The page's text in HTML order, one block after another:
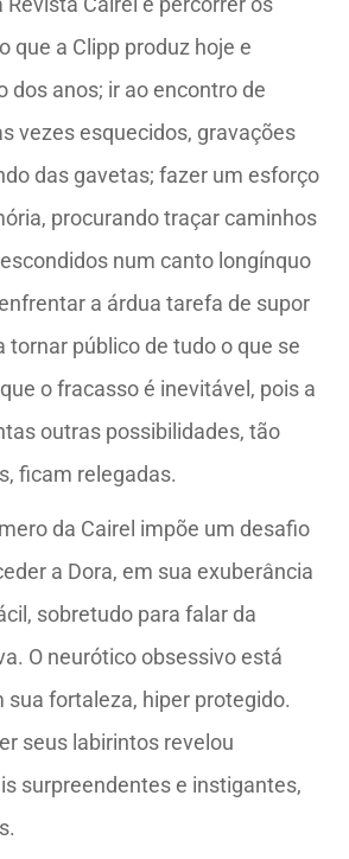
que a Clipp produz hoje e
dos anos; ir ao encontro de
vezes esquecidos, gravações
das gavetas; fazer um esforço
procurando traçar caminhos
num canto longínquo
a árdua tarefa de supor
tornar público de tudo o que se
o fracasso é inevitável, pois a
outras possibilidades, tão
ficam relegadas.
da Cairel impõe um desafio
a Dora, em sua exuberância
sobretudo para falar da
O neurótico obsessivo está
sua fortaleza, hiper protegido.
seus labirintos revelou
surpreendentes e instigantes,